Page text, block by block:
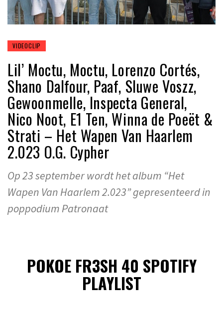
VIDEOCLIP
Lil’ Moctu, Moctu, Lorenzo Cortés,
Shano Dalfour, Paaf, Sluwe Voszz,
Gewoonmelle, Inspecta General,
Nico Noot, E1 Ten, Winna de Poeët &
Strati – Het Wapen Van Haarlem
2.023 O.G. Cypher
Op 23 september wordt het album “Het
Wapen Van Haarlem 2.023” gepresenteerd in
poppodium Patronaat
POKOE FR3SH 40 SPOTIFY
PLAYLIST